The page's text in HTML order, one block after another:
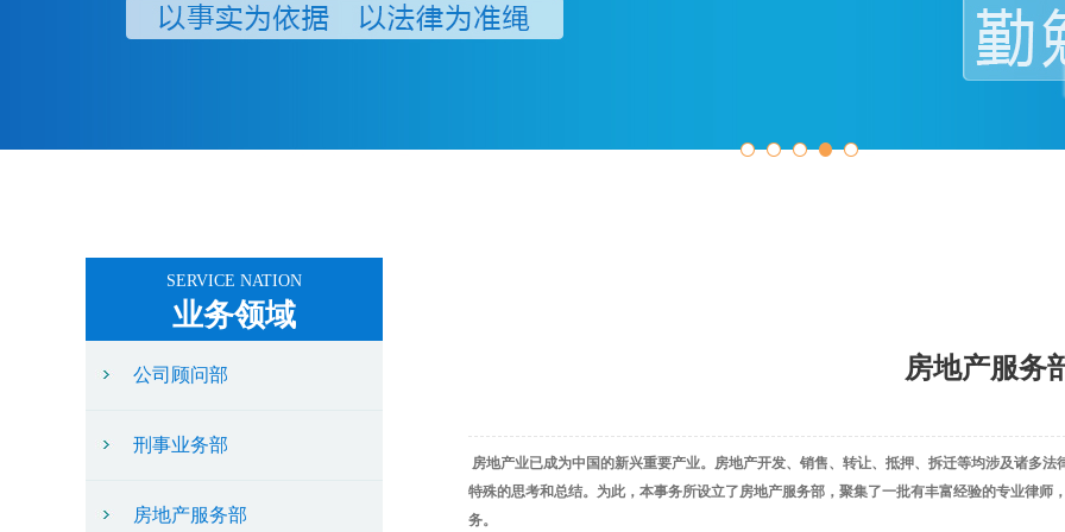
SERVICE NATION
业务领域
公司顾问部
刑事业务部
房地产服务部
房地产服务
房地产业已成为中国的新兴重要产业。房地产开发、销售、转让、抵押、拆迁等均涉及诸多
特殊的思考和总结。为此，本事务所设立了房地产服务部，聚集了一批有丰富经验的专业律
务。